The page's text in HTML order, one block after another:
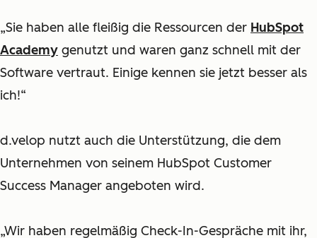
„Sie haben alle fleißig die Ressourcen der HubSpot
Academy genutzt und waren ganz schnell mit der
Software vertraut. Einige kennen sie jetzt besser als
ich!“
d.velop nutzt auch die Unterstützung, die dem
Unternehmen von seinem HubSpot Customer
Success Manager angeboten wird.
„Wir haben regelmäßig Check-In-Gespräche mit ihr,